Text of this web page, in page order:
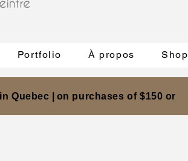
Portfolio À propos Shop
Quebec |
on purchases of $150 or